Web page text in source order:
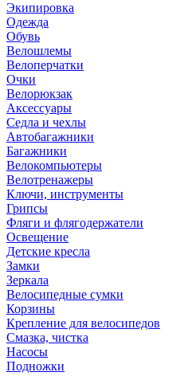
Экипировка
Одежда
Обувь
Велошлемы
Велоперчатки
Очки
Велорюкзак
Аксессуары
Седла и чехлы
Автобагажники
Багажники
Велокомпьютеры
Велотренажеры
Ключи, инструменты
Грипсы
Фляги и флягодержатели
Освещение
Детские кресла
Замки
Зеркала
Велосипедные сумки
Корзины
Крепление для велосипедов
Смазка, чистка
Насосы
Подножки